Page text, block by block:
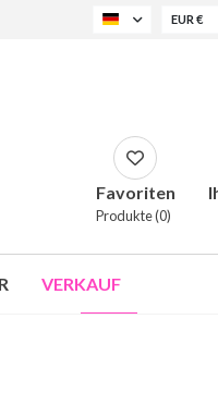
EUR €
Favoriten
Produkte (0)
VERKAUF